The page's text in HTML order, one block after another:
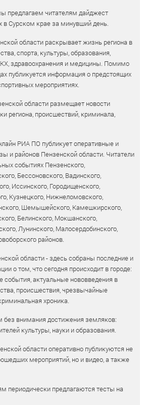
предлагаем читателям дайджест
Сурском крае за минувший день.
области раскрывает жизнь региона в
спорта, культуры, образования,
здравоохранения и медицины. Помимо
публикуется информация о предстоящих
мероприятиях.
области размещает новости
региона, происшествий, криминала,
РИА ПО публикует оперативные и
и районов Пензенской области. Читатели
событиях Пензенского,
Бессоновского, Вадинского,
Иссинского, Городищенского,
Кузнецкого, Нижнеломовского,
Шемышейского, Камешкирского,
Белинского, Мокшанского,
Лунинского, Малосердобинского,
районов.
области - здесь собраны последние и
о том, что сегодня происходит в городе:
события, актуальные нововведения в
происшествия, чрезвычайные
хроника.
внимания достижения земляков:
культуры, науки и образования.
области оперативно публикуются не
мероприятий, но и видео, а также
периодически предлагаются тесты на